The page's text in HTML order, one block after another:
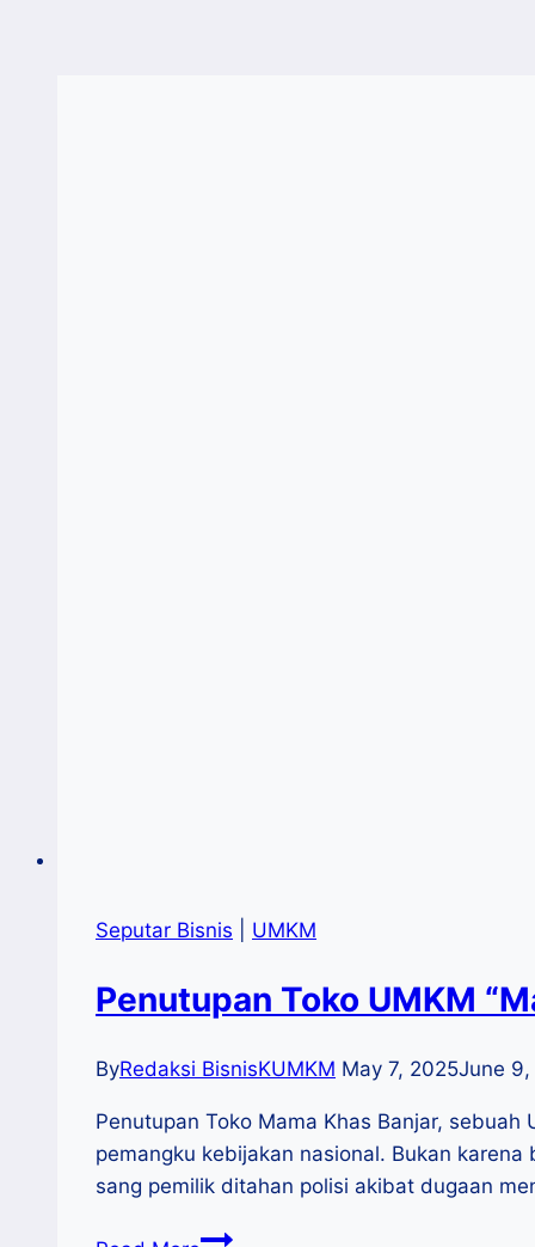
Seputar Bisnis UMKM
Penutupan Toko UMKM
ByRedaksi BisnisKUMKM May 7, 2025June
Penutupan Toko Mama Khas Banjar,
pemangku kebijakan nasional. Bukan
sang pemilik ditahan polisi akibat dugaan
Penutupan